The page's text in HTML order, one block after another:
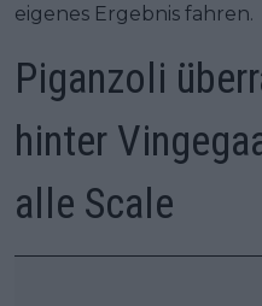
eigenes Ergebnis fahren.
Piganzoli
hinter
alle Scale